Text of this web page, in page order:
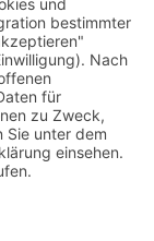
der
in
1-3 und S. 2
finden keine